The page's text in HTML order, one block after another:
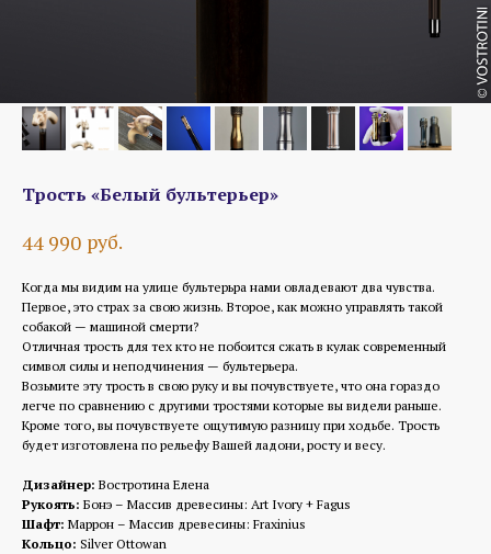
Трость «Белый бультерьер»
44 990 руб.
Когда мы видим на улице бультерьра нами овладевают два чувства.
Первое, это страх за свою жизнь. Второе, как можно управлять такой
собакой — машиной смерти?
Отличная трость для тех кто не побоится сжать в кулак современный
символ силы и неподчинения — бультерьера.
Возьмите эту трость в свою руку и вы почувствуете, что она гораздо
легче по сравнению с другими тростями которые вы видели раньше.
Кроме того, вы почувствуете ощутимую разницу при ходьбе. Трость
будет изготовлена по рельефу Вашей ладони, росту и весу.
Дизайнер: Востротина Елена
Рукоять: Бонэ – Массив древесины: Art Ivory + Fagus
Шафт: Маррон – Массив древесины: Fraxinius
Кольцо: Silver Ottowan